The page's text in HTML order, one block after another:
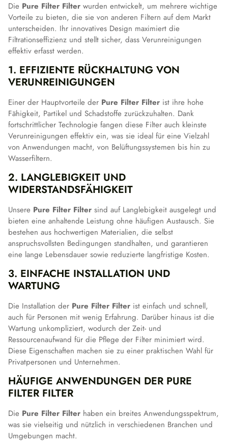
Die Pure Filter Filter wurden entwickelt, um mehrere wichtige
Vorteile zu bieten, die sie von anderen Filtern auf dem Markt
unterscheiden. Ihr innovatives Design maximiert die
Filtrationseffizienz und stellt sicher, dass Verunreinigungen
effektiv erfasst werden.
1. EFFIZIENTE RÜCKHALTUNG VON
VERUNREINIGUNGEN
Einer der Hauptvorteile der Pure Filter Filter ist ihre hohe
Fähigkeit, Partikel und Schadstoffe zurückzuhalten. Dank
fortschrittlicher Technologie fangen diese Filter auch kleinste
Verunreinigungen effektiv ein, was sie ideal für eine Vielzahl
von Anwendungen macht, von Belüftungssystemen bis hin zu
Wasserfiltern.
2. LANGLEBIGKEIT UND
WIDERSTANDSFÄHIGKEIT
Unsere Pure Filter Filter sind auf Langlebigkeit ausgelegt und
bieten eine anhaltende Leistung ohne häufigen Austausch. Sie
bestehen aus hochwertigen Materialien, die selbst
anspruchsvollsten Bedingungen standhalten, und garantieren
eine lange Lebensdauer sowie reduzierte langfristige Kosten.
3. EINFACHE INSTALLATION UND
WARTUNG
Die Installation der Pure Filter Filter ist einfach und schnell,
auch für Personen mit wenig Erfahrung. Darüber hinaus ist die
Wartung unkompliziert, wodurch der Zeit- und
Ressourcenaufwand für die Pflege der Filter minimiert wird.
Diese Eigenschaften machen sie zu einer praktischen Wahl für
Privatpersonen und Unternehmen.
HÄUFIGE ANWENDUNGEN DER PURE
FILTER FILTER
Die Pure Filter Filter haben ein breites Anwendungsspektrum,
was sie vielseitig und nützlich in verschiedenen Branchen und
Umgebungen macht.